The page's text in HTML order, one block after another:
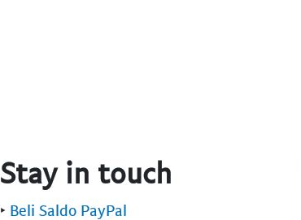
Stay in touch
‣ Beli Saldo PayPal